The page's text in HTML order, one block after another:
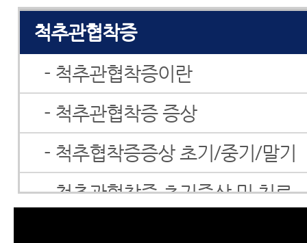
척추관협착증
- 척추관협착증이란
- 척추관협착증 증상
- 척추협착증증상 초기/중기/말기
- 척추관협착증 초기증상 및 치료